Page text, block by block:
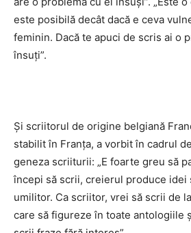
este posibilă decât dacă e ceva
feminin. Dacă te apuci de scris ai o
însuţi”.
Şi scriitorul de origine belgiană
stabilit în Franţa, a vorbit în cadrul
geneza scriiturii: „E foarte greu să
începi să scrii, creierul produce idei
umilitor. Ca scriitor, vrei să scrii de
care să figureze în toate antologiile